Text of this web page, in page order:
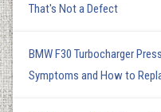
That's Not a Defect
BMW F30 Turbocharger
Symptoms and How to